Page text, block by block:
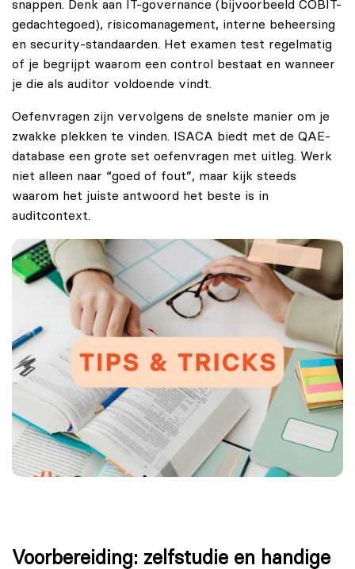
snappen. Denk aan IT-governance (bijvoorbeeld COBIT-
gedachtegoed), risicomanagement, interne beheersing
en security-standaarden. Het examen test regelmatig
of je begrijpt waarom een control bestaat en wanneer
je die als auditor voldoende vindt.
Oefenvragen zijn vervolgens de snelste manier om je
zwakke plekken te vinden. ISACA biedt met de QAE-
database een grote set oefenvragen met uitleg. Werk
niet alleen naar “goed of fout”, maar kijk steeds
waarom het juiste antwoord het beste is in
auditcontext.
Voorbereiding: zelfstudie en handige